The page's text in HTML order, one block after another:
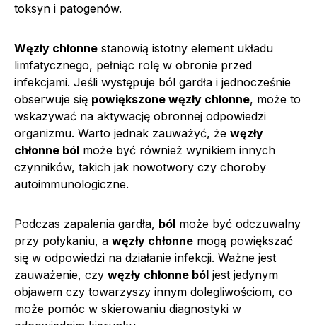
toksyn i patogenów.
Węzły chłonne stanowią istotny element układu
limfatycznego, pełniąc rolę w obronie przed
infekcjami. Jeśli występuje ból gardła i jednocześnie
obserwuje się powiększone węzły chłonne, może to
wskazywać na aktywację obronnej odpowiedzi
organizmu. Warto jednak zauważyć, że węzły
chłonne ból może być również wynikiem innych
czynników, takich jak nowotwory czy choroby
autoimmunologiczne.
Podczas zapalenia gardła, ból może być odczuwalny
przy połykaniu, a węzły chłonne mogą powiększać
się w odpowiedzi na działanie infekcji. Ważne jest
zauważenie, czy węzły chłonne ból jest jedynym
objawem czy towarzyszy innym dolegliwościom, co
może pomóc w skierowaniu diagnostyki w